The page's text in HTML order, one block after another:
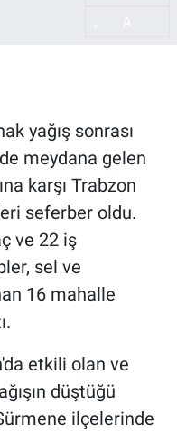
yağış sonrası
meydana gelen
karşı Trabzon
seferber oldu.
ve 22 iş
sel ve
16 mahalle
etkili olan ve
düştüğü
ilçelerinde